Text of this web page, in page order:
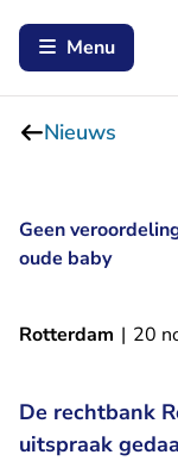
Menu
Nieuws
Geen
oude baby
Rotterdam | 20
De rechtbank
uitspraak